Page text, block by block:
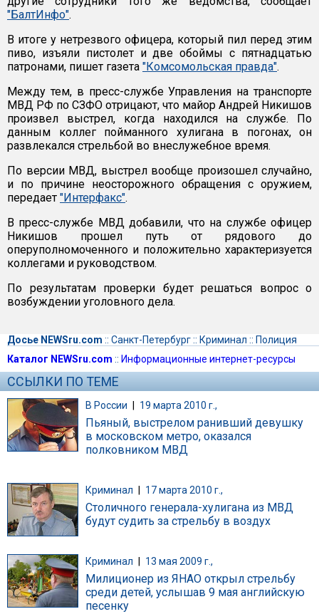
"БалтИнфо".
В итоге у нетрезвого офицера, который пил перед этим
пиво, изъяли пистолет и две обоймы с пятнадцатью
патронами, пишет газета "Комсомольская правда".
Между тем, в пресс-службе Управления на транспорте
МВД РФ по СЗФО отрицают, что майор Андрей Никишов
произвел выстрел, когда находился на службе. По
данным коллег пойманного хулигана в погонах, он
развлекался стрельбой во внеслужебное время.
По версии МВД, выстрел вообще произошел случайно,
и по причине неосторожного обращения с оружием,
передает "Интерфакс".
В пресс-службе МВД добавили, что на службе офицер
Никишов прошел путь от рядового до
оперуполномоченного и положительно характеризуется
коллегами и руководством.
По результатам проверки будет решаться вопрос о
возбуждении уголовного дела.
Досье NEWSru.com :: Санкт-Петербург:: Криминал :: Полиция
Каталог NEWSru.com :: Информационные интернет-ресурсы
ССЫЛКИ ПО ТЕМЕ
В России | 19 марта 2010 г.,
Пьяный, выстрелом ранивший девушку
в московском метро, оказался
полковником МВД
Криминал 17 марта 2010 г.,
Столичного генерала-хулигана из МВД
будут судить за стрельбу в воздух
Криминал 13 мая 2009 г.,
Милиционер из ЯНАО открыл стрельбу
среди детей, услышав 9 мая английскую
песенку